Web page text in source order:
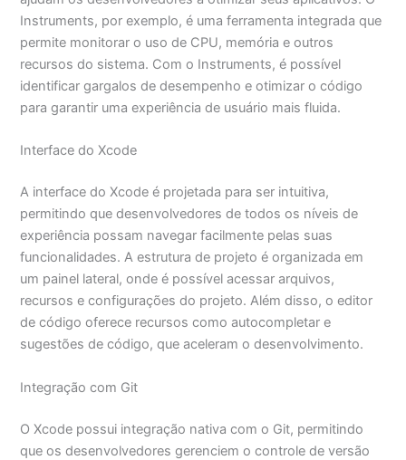
Instruments, por exemplo, é uma ferramenta integrada que
permite monitorar o uso de CPU, memória e outros
recursos do sistema. Com o Instruments, é possível
identificar gargalos de desempenho e otimizar o código
para garantir uma experiência de usuário mais fluida.
Interface do Xcode
A interface do Xcode é projetada para ser intuitiva,
permitindo que desenvolvedores de todos os níveis de
experiência possam navegar facilmente pelas suas
funcionalidades. A estrutura de projeto é organizada em
um painel lateral, onde é possível acessar arquivos,
recursos e configurações do projeto. Além disso, o editor
de código oferece recursos como autocompletar e
sugestões de código, que aceleram o desenvolvimento.
Integração com Git
O Xcode possui integração nativa com o Git, permitindo
que os desenvolvedores gerenciem o controle de versão